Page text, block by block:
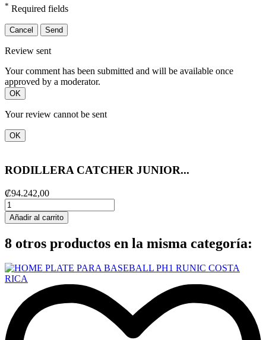
* Required fields
Cancel Send
Review sent
Your comment has been submitted and will be available once
approved by a moderator.
OK
Your review cannot be sent
OK
RODILLERA CATCHER JUNIOR...
₡94.242,00
Añadir al carrito
8 otros productos en la misma categoría: